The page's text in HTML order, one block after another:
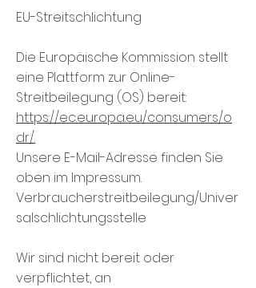
EU-Streitschlichtung
Die Europäische Kommission stellt
eine Plattform zur Online-
Streitbeilegung (OS) bereit:
https://ec.europa.eu/consumers/o
dr/.
Unsere E-Mail-Adresse finden Sie
oben im Impressum.
Verbraucherstreitbeilegung/Univer
salschlichtungsstelle
Wir sind nicht bereit oder
verpflichtet, an